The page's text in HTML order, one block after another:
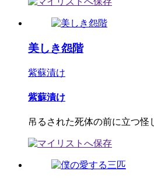
美しき怨階
紫蘇漬け
紫蘇漬け
吊るされた死体の前に立つ怪